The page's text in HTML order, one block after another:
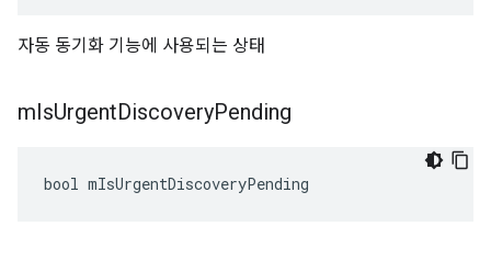
자동 동기화 기능에 사용되는 상태
mIsUrgentDiscoveryPending
bool mIsUrgentDiscoveryPending